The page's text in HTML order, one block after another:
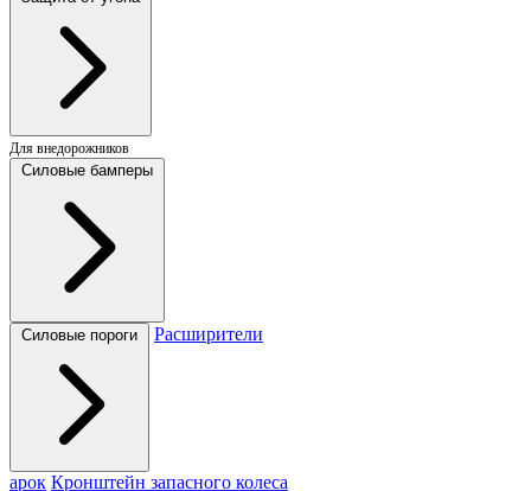
Для внедорожников
Силовые бамперы
Силовые пороги Расширители
арок Кронштейн запасного колеса